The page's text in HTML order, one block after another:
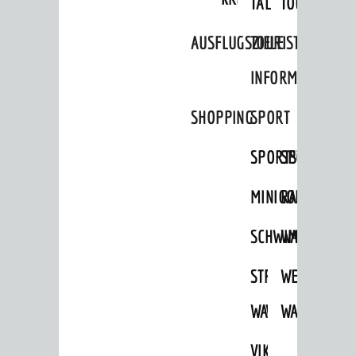
AUSFLUGSZIELE
TOURIST
INFORMATION
SHOPPINGSPORT
SPORTSTÄTTEN
MINIGOLFRADFAHREN
SCHWIMMEN
STRANDBAD
WAIDSEE
TSG
VIKTOR-
WANDERN
WEINHEIMER
Stadtmarketing / Einzelhandel